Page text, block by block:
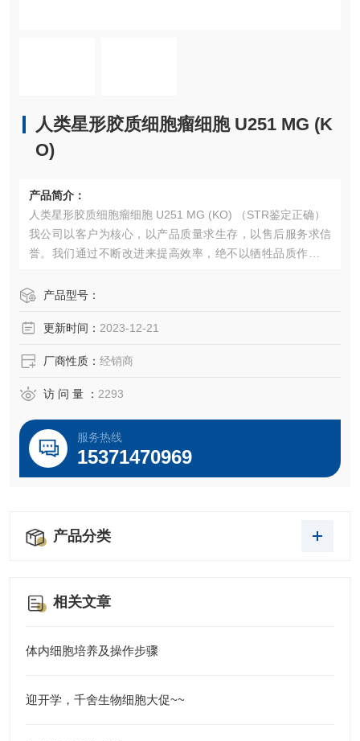
人类星形胶质细胞瘤细胞 U251 MG (K
O)
产品简介：
人类星形胶质细胞瘤细胞 U251 MG (KO) （STR鉴定正确）
我公司以客户为核心，以产品质量求生存，以售后服务求信
誉。我们通过不断改进来提高效率，绝不以牺牲品质作为代
携手合作，共创辉煌！
产品型号：
更新时间： 2023-12-21
厂商性质： 经销商
访 问 量 ： 2293
服务热线
15371470969
产品分类
相关文章
体内细胞培养及操作步骤
迎开学，千舍生物细胞大促~~